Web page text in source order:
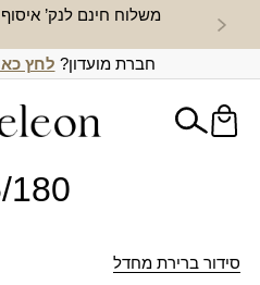
משלוח חינם לנק’ איסוף
חברת מועדון? לחץ
180
סידור ברירת מחדל